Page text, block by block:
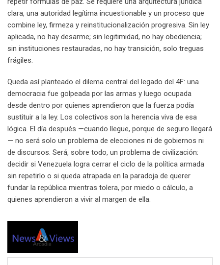
clara, una autoridad legítima incuestionable y un proceso que
combine ley, firmeza y reinstitucionalización progresiva. Sin ley
aplicada, no hay desarme; sin legitimidad, no hay obediencia;
sin instituciones restauradas, no hay transición, solo treguas
frágiles.
Queda así planteado el dilema central del legado del 4F: una
democracia fue golpeada por las armas y luego ocupada
desde dentro por quienes aprendieron que la fuerza podía
sustituir a la ley. Los colectivos son la herencia viva de esa
lógica. El día después —cuando llegue, porque de seguro llegará
— no será solo un problema de elecciones ni de gobiernos ni
de discursos. Será, sobre todo, un problema de civilización:
decidir si Venezuela logra cerrar el ciclo de la política armada
sin repetirlo o si queda atrapada en la paradoja de querer
fundar la república mientras tolera, por miedo o cálculo, a
quienes aprendieron a vivir al margen de ella.